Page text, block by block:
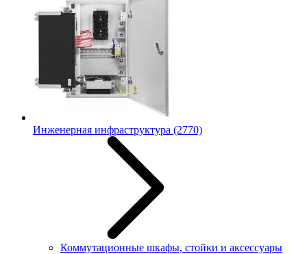
Инженерная инфраструктура (2770)
Коммутационные шкафы, стойки и аксессуары